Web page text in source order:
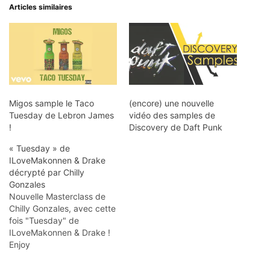
Articles similaires
Migos sample le Taco
Tuesday de Lebron James
!
(encore) une nouvelle
vidéo des samples de
Discovery de Daft Punk
« Tuesday » de
ILoveMakonnen & Drake
décrypté par Chilly
Gonzales
Nouvelle Masterclass de
Chilly Gonzales, avec cette
fois "Tuesday" de
ILoveMakonnen & Drake !
Enjoy